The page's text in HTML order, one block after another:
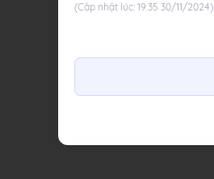
(Cập nhật lúc: 19:35 30/11/2024)